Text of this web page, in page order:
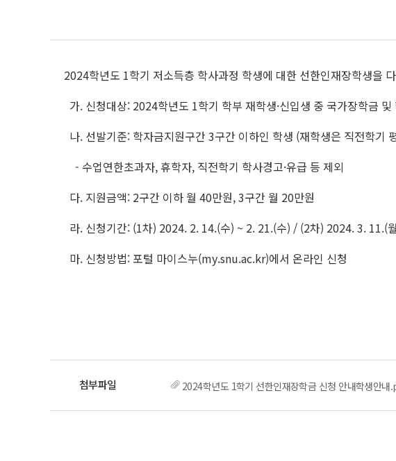
2024학년도 1학기 저소득층 학사과정 학생에 대한 선한인재장학생을
가. 신청대상: 2024학년도 1학기 학부 재학생·신입생 중 국가장학금
나. 선발기준: 학자금지원구간 3구간 이하인 학생 (재학생은 직전학기
- 수업연한초과자, 휴학자, 직전학기 학사경고·유급 등 제외
다. 지원금액: 2구간 이하 월 40만원, 3구간 월 20만원
라. 신청기간: (1차) 2024. 2. 14.(수) ~ 2. 21.(수) / (2차) 2024. 3. 11.(
마. 신청방법: 포털 마이스누(my.snu.ac.kr)에서 온라인 신청
2024학년도 1학기 선한인재장학금 신청 안내학생안내